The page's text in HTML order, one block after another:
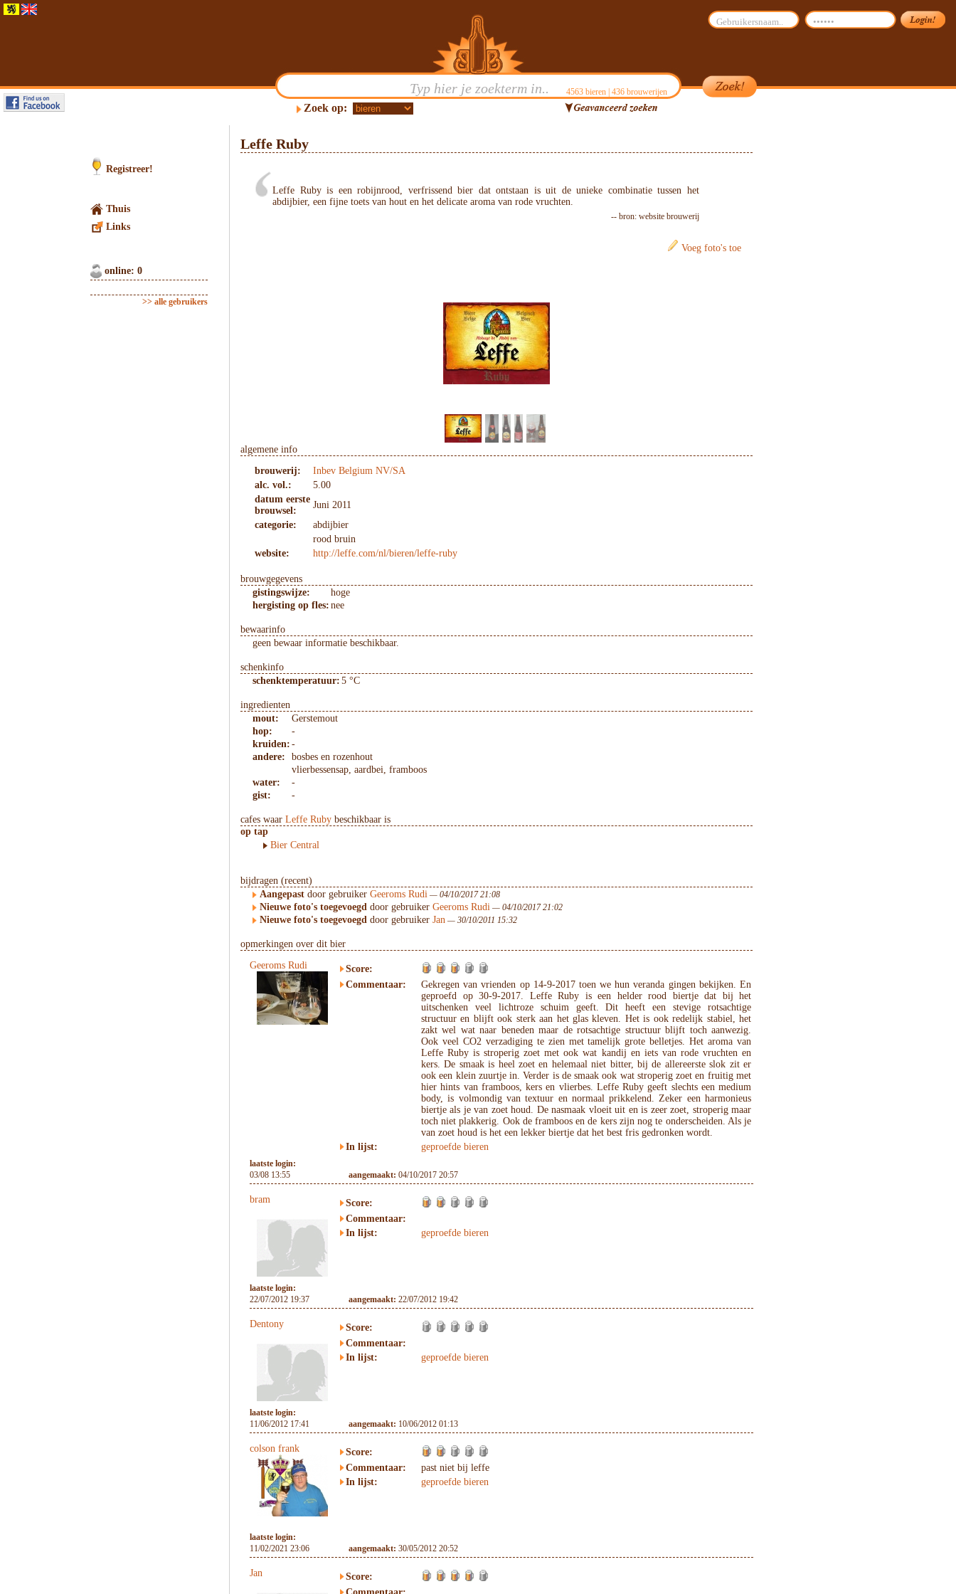
4563bieren | 436brouwerijen
Zoek op:
Registreer!
Thuis
Links
online: 0
>> alle gebruikers
Leffe Ruby
Leffe Ruby is een robijnrood, verfrissend bier dat ontstaan is uit de unieke combinatie tussen het
abdijbier, een fijne toets van hout en het delicate aroma van rode vruchten.
-- bron: website brouwerij
Voeg foto's toe
algemene info
brouwerij:
Inbev Belgium NV/SA
alc. vol.:
5.00
datum eerste
brouwsel:
Juni 2011
categorie:
abdijbier
rood bruin
website:
http://leffe.com/nl/bieren/leffe-ruby
brouwgegevens
gistingswijze:
hoge
hergisting op fles: nee
bewaarinfo
geen bewaar informatie beschikbaar.
schenkinfo
schenktemperatuur: 5 °C
ingredienten
mout:
Gerstemout
hop:
-
kruiden: -
andere:
bosbes en rozenhout
vlierbessensap, aardbei, framboos
water:
-
gist:
-
cafes waar Leffe Ruby beschikbaar is
op tap
Bier Central
bijdragen (recent)
Aangepast door gebruiker Geeroms Rudi — 04/10/2017 21:08
Nieuwe foto's toegevoegd door gebruiker Geeroms Rudi — 04/10/2017 21:02
Nieuwe foto's toegevoegd door gebruiker Jan — 30/10/2011 15:32
opmerkingen over dit bier
Geeroms Rudi
Score:
Commentaar:
Gekregen van vrienden op 14-9-2017 toen we hun veranda gingen bekijken. En
geproefd op 30-9-2017. Leffe Ruby is een helder rood biertje dat bij het
uitschenken veel lichtroze schuim geeft. Dit heeft een stevige rotsachtige
structuur en blijft ook sterk aan het glas kleven. Het is ook redelijk stabiel, het
zakt wel wat naar beneden maar de rotsachtige structuur blijft toch aanwezig.
Ook veel CO2 verzadiging te zien met tamelijk grote belletjes. Het aroma van
Leffe Ruby is stroperig zoet met ook wat kandij en iets van rode vruchten en
kers. De smaak is heel zoet en helemaal niet bitter, bij de allereerste slok zit er
ook een klein zuurtje in. Verder is de smaak ook wat stroperig zoet en fruitig met
hier hints van framboos, kers en vlierbes. Leffe Ruby geeft slechts een medium
body, is volmondig van textuur en normaal prikkelend. Zeker een harmonieus
biertje als je van zoet houd. De nasmaak vloeit uit en is zeer zoet, stroperig maar
toch niet plakkerig. Ook de framboos en de kers zijn nog te onderscheiden. Als je
van zoet houd is het een lekker biertje dat het best fris gedronken wordt.
In lijst:
geproefde bieren
laatste login:
03/08 13:55
aangemaakt: 04/10/2017 20:57
bram
Score:
Commentaar:
In lijst:
geproefde bieren
laatste login:
22/07/2012 19:37
aangemaakt: 22/07/2012 19:42
Dentony
Score:
Commentaar:
In lijst:
geproefde bieren
laatste login:
11/06/2012 17:41
aangemaakt: 10/06/2012 01:13
colson frank
Score:
Commentaar:
past niet bij leffe
In lijst:
geproefde bieren
laatste login:
11/02/2021 23:06
aangemaakt: 30/05/2012 20:52
Jan
Score: